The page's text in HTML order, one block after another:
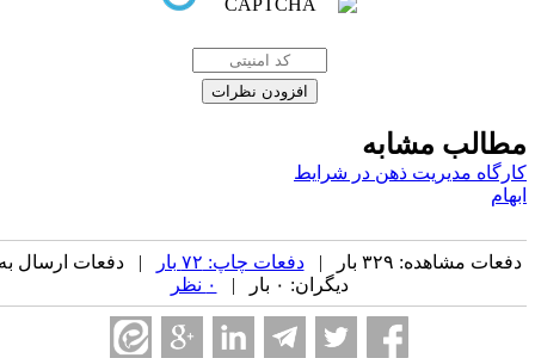
مشابه
مدیریت ذهن در شرایط
دفعات مشاهده: ۳۲۹ بار | دفعات چاپ: ۷۲ بار
| دفعات ارسال به
دیگران: ۰ بار |